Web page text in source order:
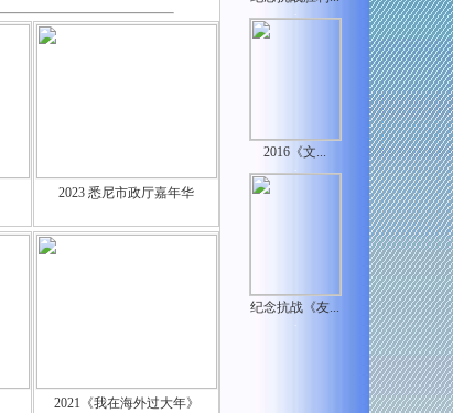
2023 悉尼市政厅嘉年华
2021《我在海外过大年》
2016《文...
纪念抗战《友...